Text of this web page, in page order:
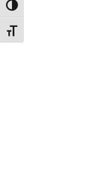
Alternar alto
Alternar tamanho